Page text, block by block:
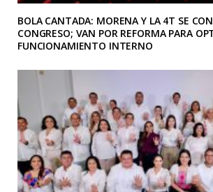
BOLA CANTADA: MORENA Y LA 4T SE
CONGRESO; VAN POR REFORMA PARA
FUNCIONAMIENTO INTERNO